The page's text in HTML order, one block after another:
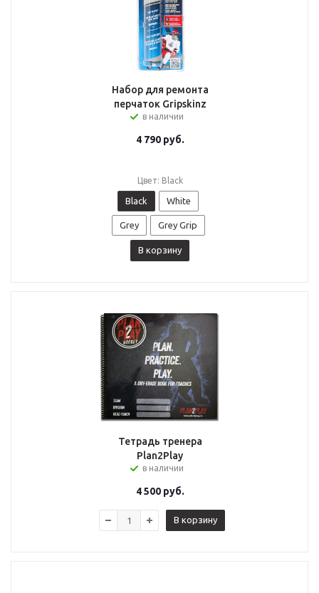
Набор для ремонта
перчаток Gripskinz
в наличии
4 790руб.
Цвет: Black
Black White
Grey Grey Grip
В корзину
Тетрадь тренера
Plan2Play
в наличии
4 500руб.
В корзину